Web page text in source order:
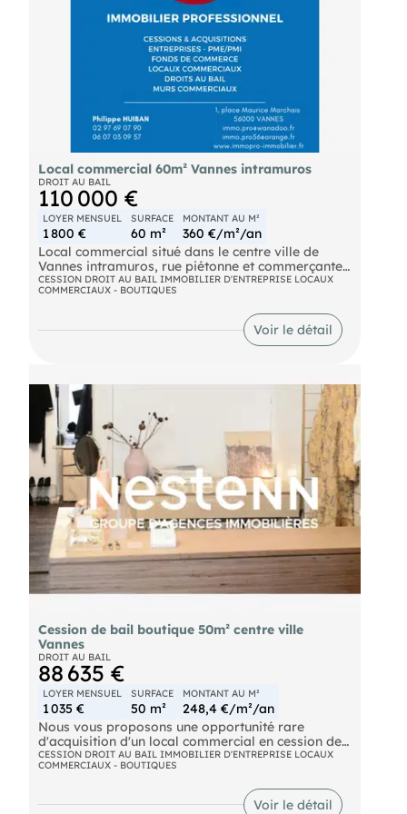
Local commercial 60m² Vannes intramuros
DROIT AU BAIL
110 000 €
LOYER MENSUEL
1 800 €
SURFACE
60 m²
MONTANT AU M²
360 €/m²/an
Local commercial situé dans le centre ville de
Vannes intramuros, rue piétonne et commerçante,
au RDC d'un immeuble du 16ème siècle
Local d'une surface totale de # 60 m2 : surface de
vente de # 50 m2 + espace de # 10 m2 à usage de
Bail commercial 3*6*9 en cours avec loyer de 1
Prix demandé pour le droit au bail : 100 000 € net
vendeur + 10 000 € HT honoraires Agence à la
charge de l'acquéreur
CESSION DROIT AU BAIL IMMOBILIER D'ENTREPRISE LOCAUX
COMMERCIAUX - BOUTIQUES
Voir le détail
Cession de bail boutique 50m² centre ville
Vannes
DROIT AU BAIL
88 635 €
LOYER MENSUEL
1 035 €
SURFACE
50 m²
MONTANT AU M²
248,4 €/m²/an
Nous vous proposons une opportunité rare
d'acquisition d'un local commercial en cession de
bail, idéalement situé dans l'un des secteurs les
plus prisés et dynamiques du centre historique de
Vannes. Entièrement rénové avec des matériaux
de qualité, ce bien offre une surface de 50 m² en
CESSION DROIT AU BAIL IMMOBILIER D'ENTREPRISE LOCAUX
COMMERCIAUX - BOUTIQUES
Voir le détail